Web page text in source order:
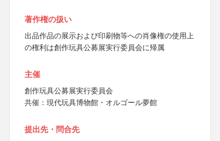
著作権の扱い
出品作品の展示および印刷物等への肖像権の使用上
の権利は創作玩具公募展実行委員会に帰属
主催
創作玩具公募展実行委員会
共催：現代玩具博物館・オルゴール夢館
提出先・問合先